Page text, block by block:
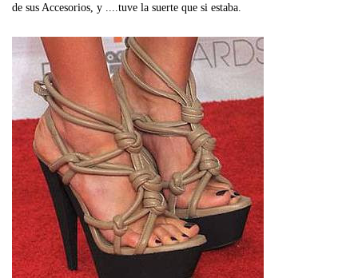
de sus Accesorios, y ....tuve la suerte que si estaba.